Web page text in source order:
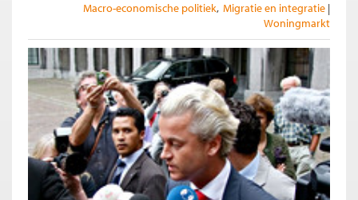
Macro-economische politiek Migratie en integratie
Woningmarkt